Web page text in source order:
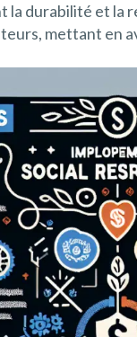
durabilité et la
mettant en